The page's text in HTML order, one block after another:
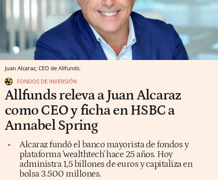
Juan Alcaraz, CEO de Allfunds.
FONDOS DE INVERSIÓN
Allfunds releva a Juan Alcaraz
como CEO y ficha en HSBC a
Annabel Spring
Alcaraz fundó el banco mayorista de fondos y
plataforma 'wealthtech' hace 25 años. Hoy
administra 1,5 billones de euros y capitaliza en
bolsa 3.500 millones.